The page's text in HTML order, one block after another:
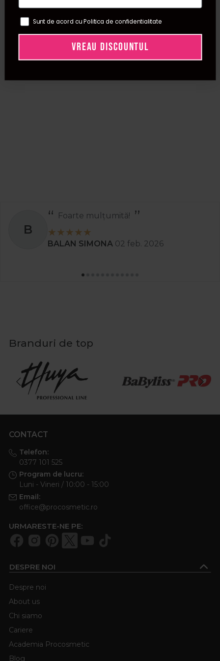
B
Foarte mulțumită!
BALAN SIMONA 02 feb. 2026
Branduri de top
CONTACT
Telefon:
0377 101 525
Program de lucru:
Luni - Vineri / 10:00 - 15:00
Email:
office@procosmetic.ro
URMARESTE-NE PE:
DESPRE NOI
Despre noi
About us
Chi siamo
Cariere
Academia Procosmetic
Blog
Sunt de acord cu Politica de confidentialitate
VREAU DISCOUNTUL